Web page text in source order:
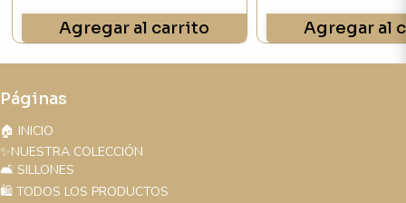
Agregar al carrito Agregar al
Páginas
🏠 INICIO
✨NUESTRA COLECCIÓN
🛋️ SILLONES
🛍️ TODOS LOS PRODUCTOS